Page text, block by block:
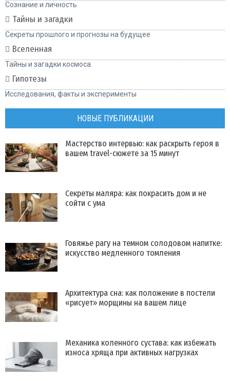
Сознание и личность
Тайны и загадки
Секреты прошлого и прогнозы на будущее
Вселенная
Тайны и загадки космоса
Гипотезы
Исследования, факты и эксперименты
НОВЫЕ ПУБЛИКАЦИИ
Мастерство интервью: как раскрыть героя в
вашем travel-сюжете за 15 минут
Секреты маляра: как покрасить дом и не
сойти с ума
Говяжье рагу на темном солодовом напитке:
искусство медленного томления
Архитектура сна: как положение в постели
«рисует» морщины на вашем лице
Механика коленного сустава: как избежать
износа хряща при активных нагрузках